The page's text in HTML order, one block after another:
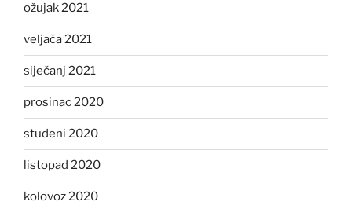
ožujak 2021
veljača 2021
siječanj 2021
prosinac 2020
studeni 2020
listopad 2020
kolovoz 2020